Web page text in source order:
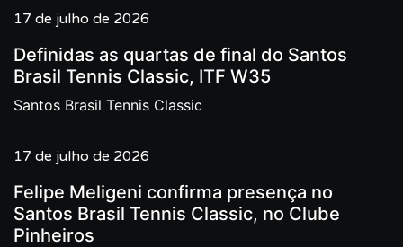
17 de julho de 2026
Definidas as quartas de final do Santos
Brasil Tennis Classic, ITF W35
Santos Brasil Tennis Classic
17 de julho de 2026
Felipe Meligeni confirma presença no
Santos Brasil Tennis Classic, no Clube
Pinheiros